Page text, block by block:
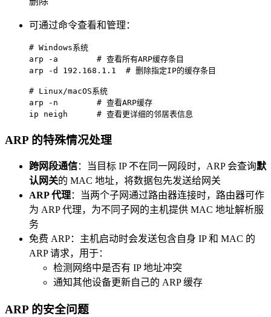
可通过命令查看和管理：
# Windows系统
arp -a        # 查看所有ARP缓存条目
# Linux/macOS系统
arp -n        # 查看ARP缓存
ip neigh      # 查看更详细的邻居表信息
ARP 的特殊情况处理
跨网段通信：当目标 IP 不在同一网段时，ARP 会查询默
认网关的 MAC 地址，将数据包先发送给网关
ARP 代理：当两个子网通过路由器连接时，路由器可作
为 ARP 代理，为不同子网的主机提供 MAC 地址解析服
务
免费 ARP：主机启动时会发送包含自身 IP 和 MAC 的
ARP 请求，用于：
检测网络中是否有 IP 地址冲突
通知其他设备更新自己的 ARP 缓存
ARP 的安全问题